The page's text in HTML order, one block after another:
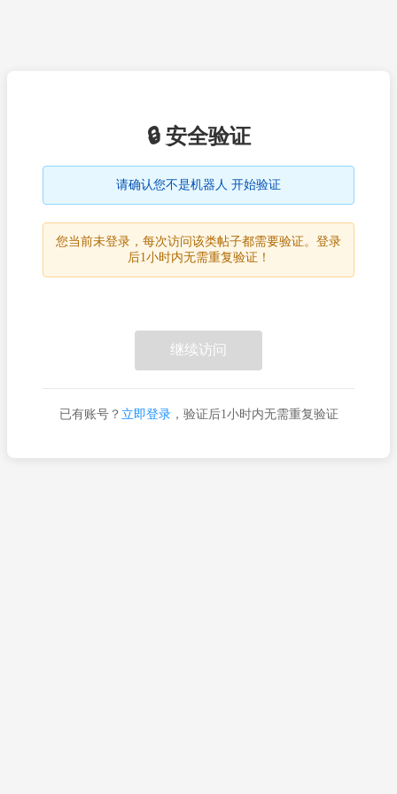
🔒 安全验证
请确认您不是机器人 开始验证
您当前未登录，每次访问该类帖子都需要验证。登录
后1小时内无需重复验证！
继续访问
已有账号？ 立即登录，验证后1小时内无需重复验证